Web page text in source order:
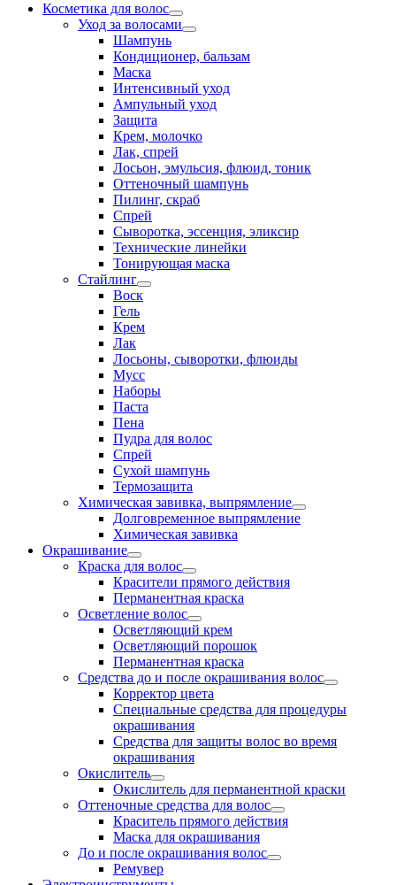
Косметика для волос
Уход за волосами
Шампунь
Кондиционер, бальзам
Маска
Интенсивный уход
Ампульный уход
Защита
Крем, молочко
Лак, спрей
Лосьон, эмульсия, флюид, тоник
Оттеночный шампунь
Пилинг, скраб
Спрей
Сыворотка, эссенция, эликсир
Технические линейки
Тонирующая маска
Стайлинг
Воск
Гель
Крем
Лак
Лосьоны, сыворотки, флюиды
Мусс
Наборы
Паста
Пена
Пудра для волос
Спрей
Сухой шампунь
Термозащита
Химическая завивка, выпрямление
Долговременное выпрямление
Химическая завивка
Окрашивание
Краска для волос
Красители прямого действия
Перманентная краска
Осветление волос
Осветляющий крем
Осветляющий порошок
Перманентная краска
Средства до и после окрашивания волос
Корректор цвета
Специальные средства для процедуры
окрашивания
Средства для защиты волос во время
окрашивания
Окислитель
Окислитель для перманентной краски
Оттеночные средства для волос
Краситель прямого действия
Маска для окрашивания
До и после окрашивания волос
Ремувер